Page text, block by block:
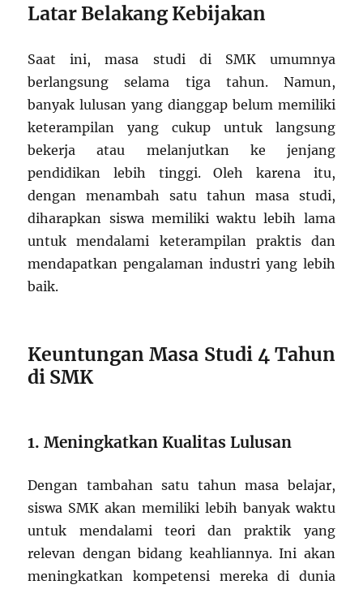
Latar Belakang Kebijakan
Saat ini, masa studi di SMK umumnya
berlangsung selama tiga tahun. Namun,
banyak lulusan yang dianggap belum memiliki
keterampilan yang cukup untuk langsung
bekerja atau melanjutkan ke jenjang
pendidikan lebih tinggi. Oleh karena itu,
dengan menambah satu tahun masa studi,
diharapkan siswa memiliki waktu lebih lama
untuk mendalami keterampilan praktis dan
mendapatkan pengalaman industri yang lebih
baik.
Keuntungan Masa Studi 4 Tahun
di SMK
1. Meningkatkan Kualitas Lulusan
Dengan tambahan satu tahun masa belajar,
siswa SMK akan memiliki lebih banyak waktu
untuk mendalami teori dan praktik yang
relevan dengan bidang keahliannya. Ini akan
meningkatkan kompetensi mereka di dunia